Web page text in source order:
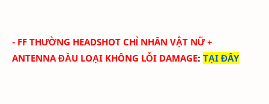
- FF THƯỜNG HEADSHOT CHỈ NHÂN VẬT NỮ+
ANTENNA ĐẦU LOẠI KHÔNG LỖI DAMAGE: TẠI ĐÂY